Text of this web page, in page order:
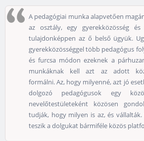
A pedagógiai munka alapvetően
az osztály, egy gyerekközösség
tulajdonképpen az ő belső ügyük.
gyerekközösséggel több pedagógus
és furcsa módon ezeknek a
munkáknak kell azt az adott
formálni. Az, hogy milyenné, azt jó
dolgozó pedagógusok egy
nevelőtestületeként közösen
tudják, hogy milyen is az, és vállalták.
teszik a dolgukat bármiféle közös